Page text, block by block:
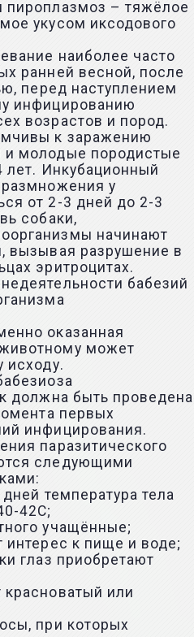
наиболее часто
ранней весной, после
перед наступлением
инфицированию
возрастов и пород.
к заражению
молодые породистые
лет. Инкубационный
размножения у
от 2-3 дней до 2-3
собаки,
начинают
вызывая разрушение в
эритроцитах.
бабезий
оказанная
может
исходу.
должна быть проведена
первых
инфицирования.
паразитического
следующими
температура тела
42С;
учащённые;
интерес к пище и воде;
глаз приобретают
или
при которых